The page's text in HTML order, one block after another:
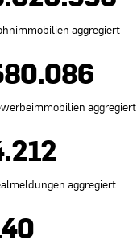
aggregiert
aggregiert
aggregiert